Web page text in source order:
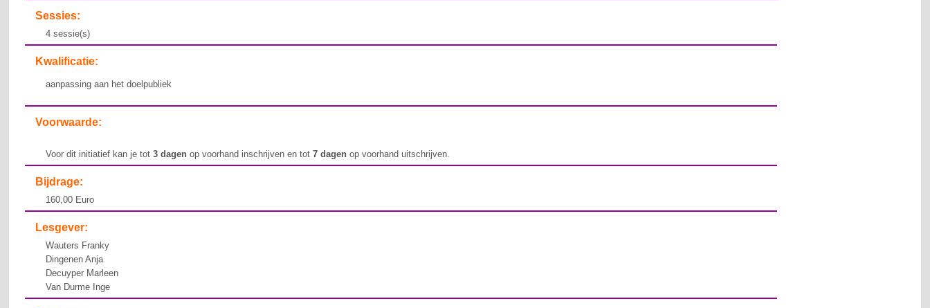
Sessies:
4 sessie(s)
Kwalificatie:
aanpassing aan het doelpubliek
Voorwaarde:
Voor dit initiatief kan je tot3 dagen op voorhand inschrijven en tot7 dagenop voorhand uitschrijven.
Bijdrage:
160,00 Euro
Lesgever:
Wauters Franky
Dingenen Anja
Decuyper Marleen
Van Durme Inge